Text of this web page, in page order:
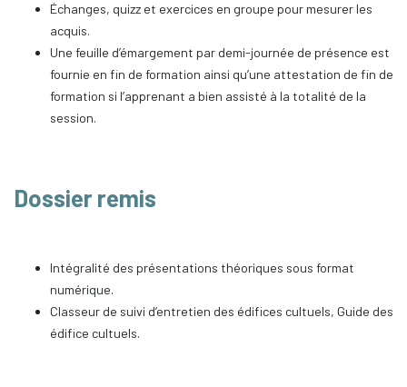
Échanges, quizz et exercices en groupe pour mesurer les
acquis.
Une feuille d’émargement par demi-journée de présence est
fournie en fin de formation ainsi qu’une attestation de fin de
formation si l’apprenant a bien assisté à la totalité de la
session.
Dossier remis
Intégralité des présentations théoriques sous format
numérique.
Classeur de suivi d’entretien des édifices cultuels, Guide des
édifice cultuels.